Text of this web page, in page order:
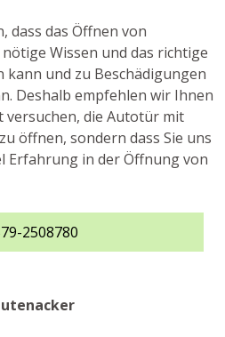
dass das Öffnen von
Wissen und das richtige
und zu Beschädigungen
Deshalb empfehlen wir Ihnen
versuchen, die Autotür mit
öffnen, sondern dass Sie uns
Erfahrung in der Öffnung von
2508780